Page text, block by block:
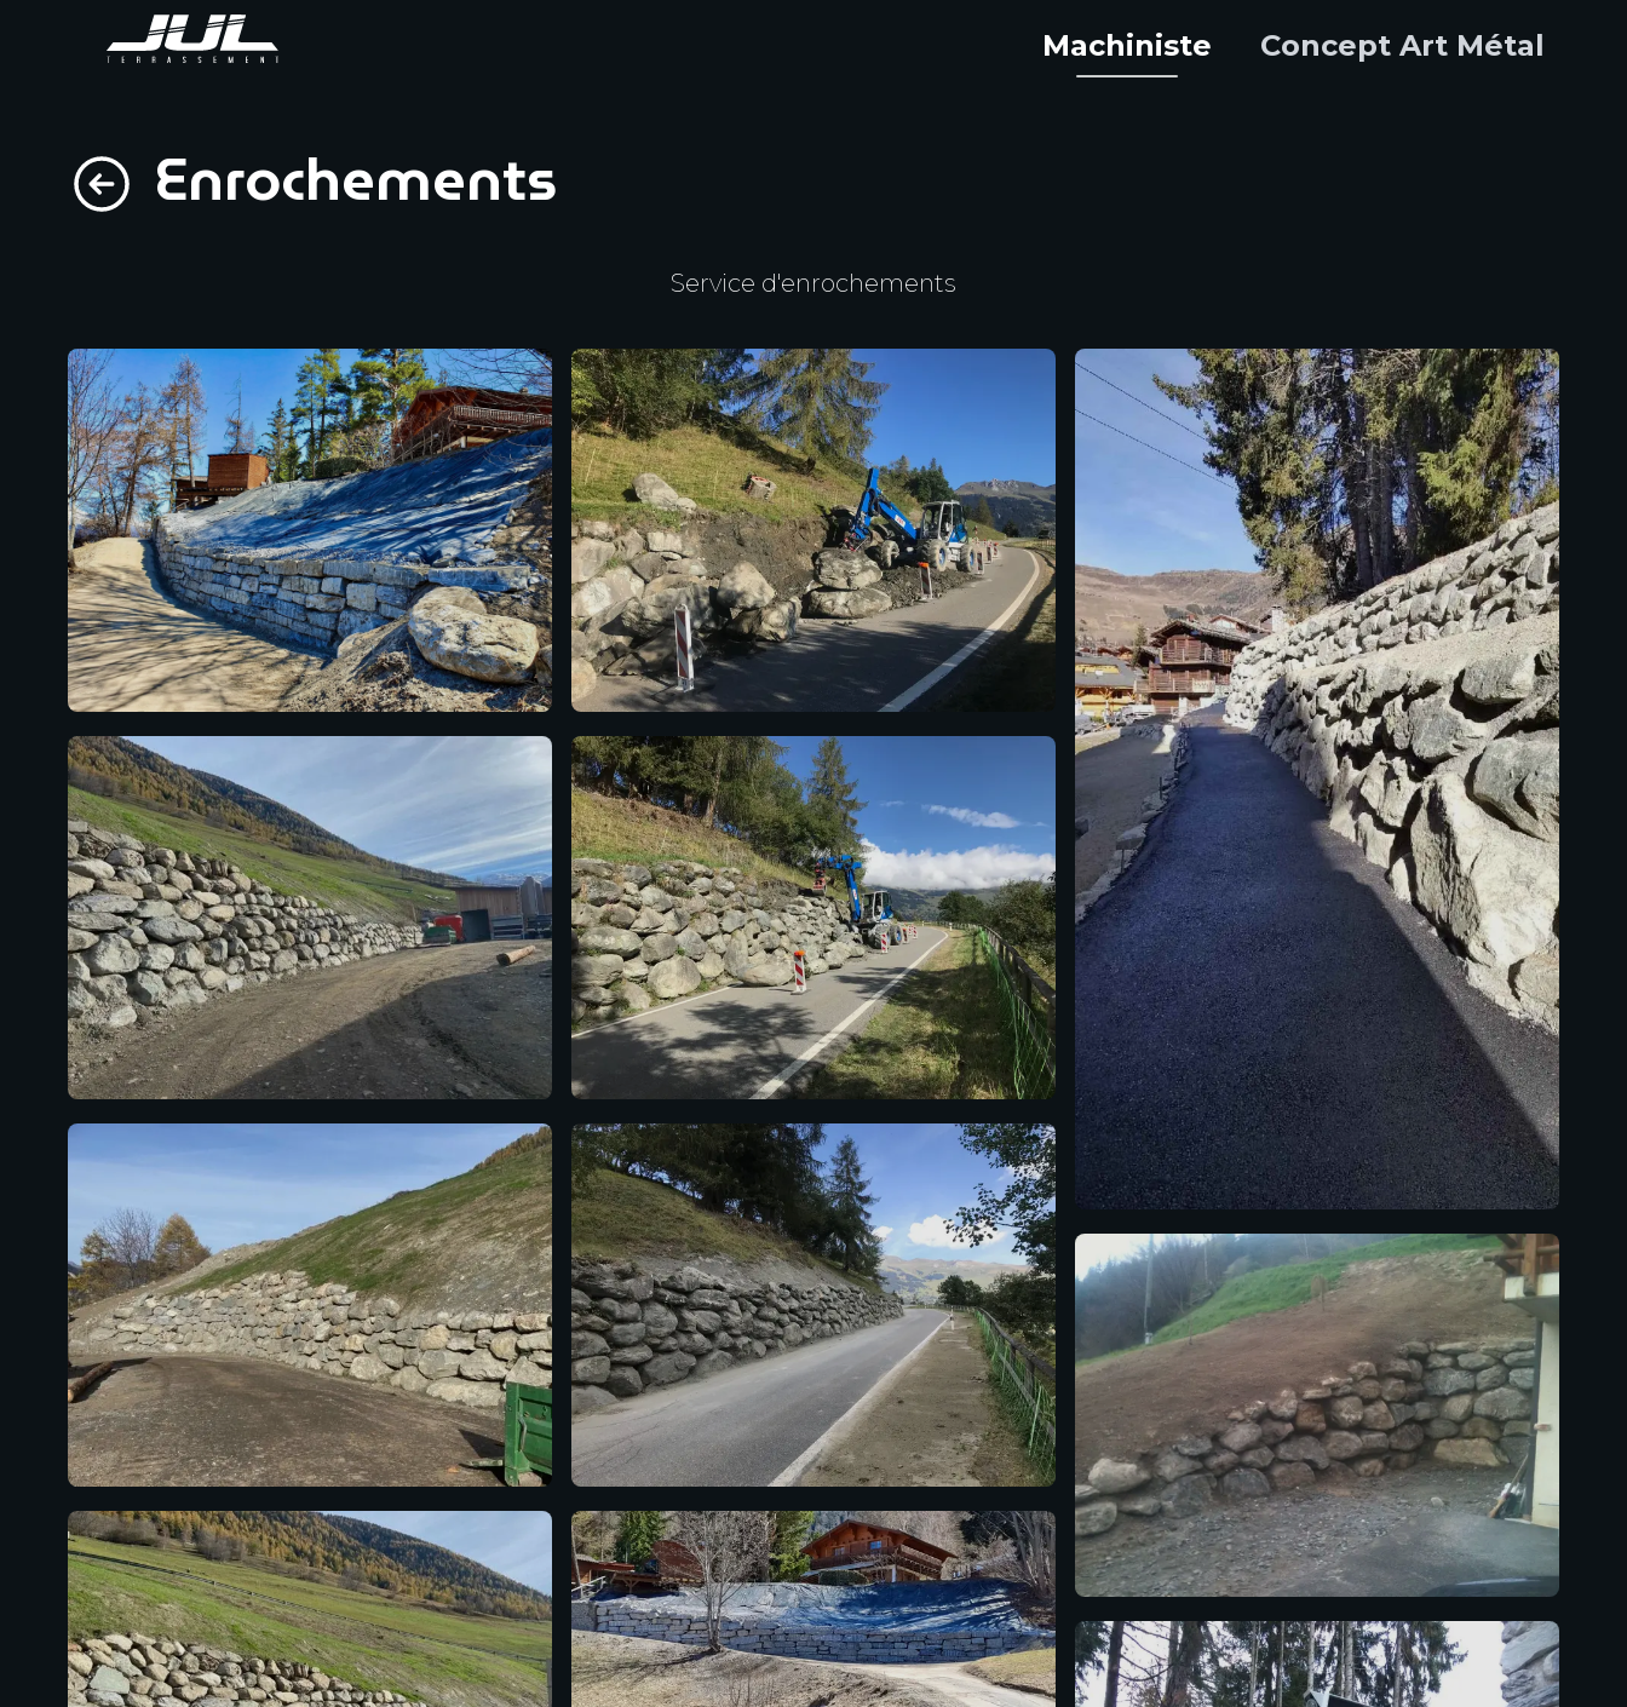
Machiniste Concept Art Métal
Enrochements
Service d'enrochements